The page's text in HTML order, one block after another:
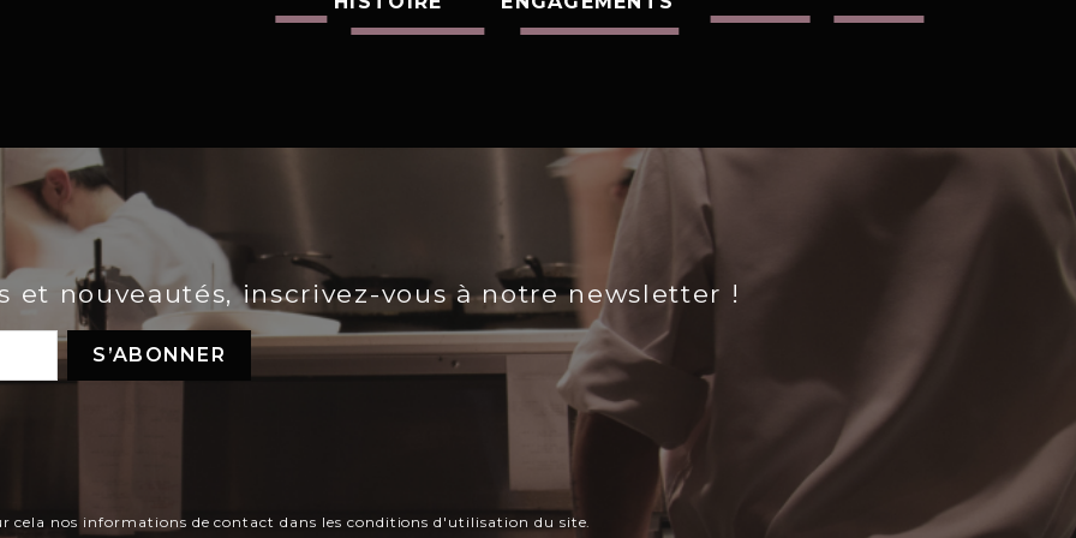
et nouveautés, inscrivez-vous à notre newsletter !
nos informations de contact dans les conditions d'utilisation du site.